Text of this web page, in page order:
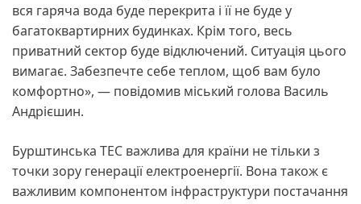
вся гаряча вода буде перекрита і її не буде у
багатоквартирних будинках. Крім того, весь
приватний сектор буде відключений. Ситуація цього
вимагає. Забезпечте себе теплом, щоб вам було
комфортно», — повідомив міський голова Василь
Андрієшин.
Бурштинська ТЕС важлива для країни не тільки з
точки зору генерації електроенергії. Вона також є
важливим компонентом інфраструктури постачання